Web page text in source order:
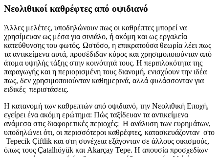
Νεολιθικοί καθρέφτες από οψιδιανό
Άλλες μελέτες, υποδηλώνουν πως οι καθρέπτες μπορεί να
χρησίμευαν ως μέσα για σινιάλο, ή ακόμη και ως εργαλεία
κατεύθυνσης του φωτός. Ωστόσο, η επικρατούσα θεωρία λέει πως
τα αντικείμενα αυτά, προσέδιδαν κύρος και χρησιμοποιούνταν από
άτομα υψηλής τάξης στην κοινότητά τους. Η περιπλοκότητα της
παραγωγής και η περιορισμένη τους διανομή, ενισχύουν την ιδέα
πως, δεν χρησιμοποιούνταν καθημερινά, αλλά φυλάσσονταν για
ειδικές περιστάσεις.
Η κατανομή των καθρεπτών από οψιδιανό, την Νεολιθική Εποχή,
εγείρει ένα ακόμη ερώτημα: Πώς ταξίδευαν τα αντικείμενα
ανάμεσα στις διαφορετικές περιοχές; Η ανάλυση των ευρημάτων,
υποδηλώνει ότι, οι περισσότεροι καθρέφτες, κατασκευάζονταν στο
Tepecik Çiftlik και στη συνέχεια εξάγονταν σε άλλους οικισμούς,
όπως τους Çatalhöyük και Akarçay Tepe. Η απουσία προσχεδίων